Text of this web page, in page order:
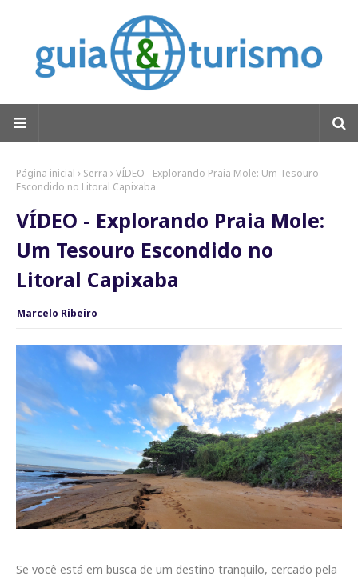
Página inicial Serra
VÍDEO - Explorando Praia Mole: Um Tesouro
Escondido no Litoral Capixaba
VÍDEO - Explorando Praia Mole:
Um Tesouro Escondido no
Litoral Capixaba
Marcelo Ribeiro
Se você está em busca de um destino tranquilo, cercado pela